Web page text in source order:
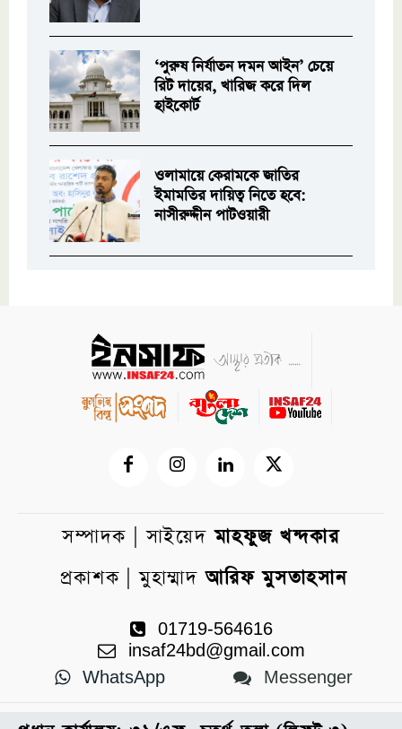
‘পুরুষ নির্যাতন দমন আইন’ চেয়ে
রিট দায়ের, খারিজ করে দিল
হাইকোর্ট
ওলামায়ে কেরামকে জাতির
ইমামতির দায়িত্ব নিতে হবে:
নাসীরুদ্দীন পাটওয়ারী
সম্পাদক | সাইয়েদমাহফুজ খন্দকার
প্রকাশক | মুহাম্মাদআরিফ মুসতাহসান
01719-564616
insaf24bd@gmail.com
WhatsApp
Messenger